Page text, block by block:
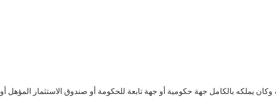
يملكه بالكامل جهة حكومية أو جهة تابعة للحكومة أو صندوق الاستثمار المؤهل أو